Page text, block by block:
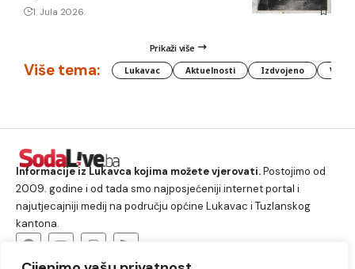
1. Jula 2026.
Prikaži više
Više tema: Lukavac Aktuelnosti Izdvojeno
Informacije iz Lukavca kojima možete vjerovati.Postojimo od
2009. godine i od tada smo najposjećeniji internet portal i
najutjecajniji medij na području općine Lukavac i Tuzlanskog
kantona.